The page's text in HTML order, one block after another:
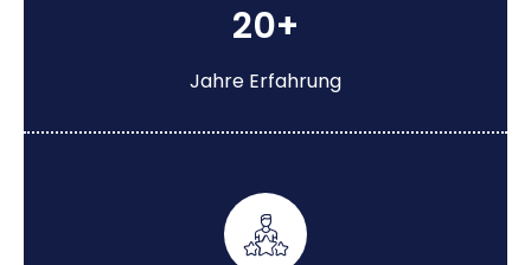
20+
Jahre Erfahrung